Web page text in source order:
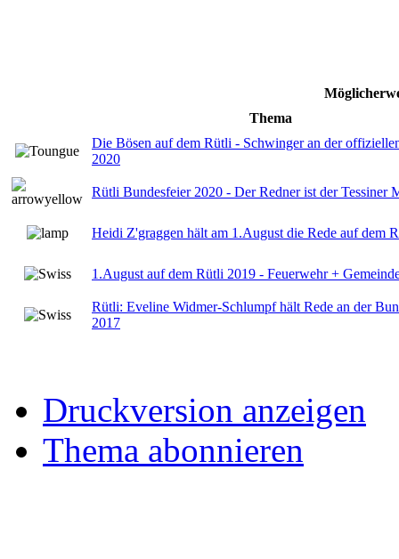
Thema
Die Bösen auf dem Rütli - Schwinger an der
2020
Rütli Bundesfeier 2020 - Der Redner ist der Tessiner
Heidi Z'graggen hält am 1.August die Rede auf dem
1.August auf dem Rütli 2019 - Feuerwehr +
Rütli: Eveline Widmer-Schlumpf hält Rede an der
2017
Druckversion anzeigen
Thema abonnieren